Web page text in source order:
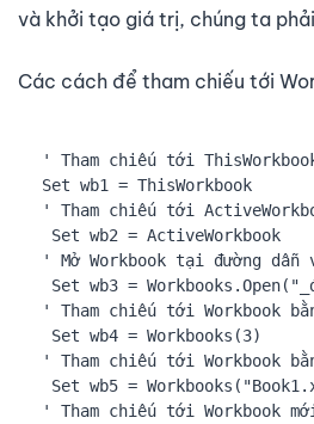
và khởi tạo giá trị, chúng ta
Các cách để tham chiếu tới
' Tham chiếu tới
Set wb1 = ThisWorkbook
' Tham chiếu tới
Set wb2 = ActiveWorkbook
' Mở Workbook tại đường
Set wb3 =
' Tham chiếu tới Workbook
Set wb4 = Workbooks(3)
' Tham chiếu tới Workbook
Set wb5 =
' Tham chiếu tới Workbook